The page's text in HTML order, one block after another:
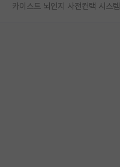
카이스트 뇌인지 사전컨택 시스템